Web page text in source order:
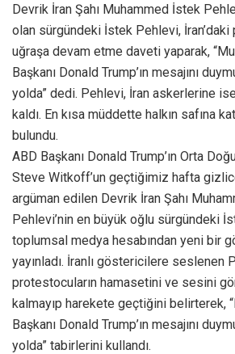
Devrik İran Şahı Muhammed İstek
olan sürgündeki İstek Pehlevi,
uğraşa devam etme daveti yaparak,
Başkanı Donald Trump’ın mesajını
yolda” dedi. Pehlevi, İran askerlerine
kaldı. En kısa müddette halkın safına
bulundu.
ABD Başkanı Donald Trump’ın Orta
Steve Witkoff’un geçtiğimiz hafta
argüman edilen Devrik İran Şahı
Pehlevi’nin en büyük oğlu sürgündeki
toplumsal medya hesabından yeni bir
yayınladı. İranlı göstericilere seslenen
protestocuların hamasetini ve sesini
kalmayıp harekete geçtiğini belirterek,
Başkanı Donald Trump’ın mesajını
yolda” tabirlerini kullandı.